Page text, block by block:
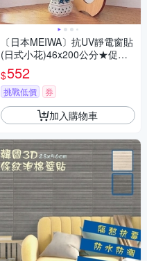
〔日本MEIWA〕抗UV靜電窗貼
(日式小花)46x200公分★促銷
★
$552
挑戰低價 券
加入購物車